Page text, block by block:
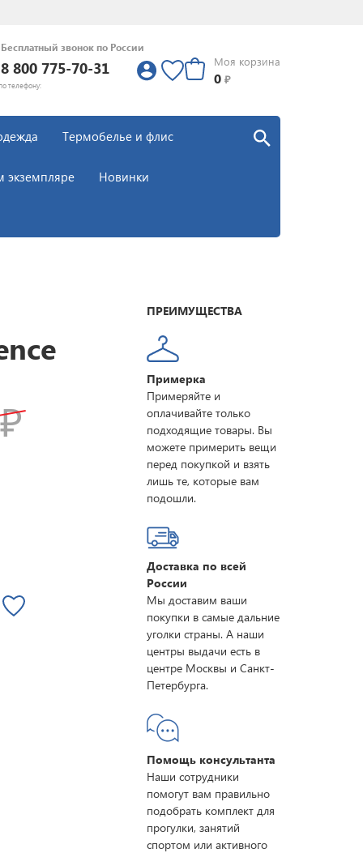
Бесплатный звонок по России
8 800 775-70-31
телефону:
Моя корзина
0 ₽
Термобелье и флис
экземпляре Новинки
₽
ПРЕИМУЩЕСТВА
Примерка
Примеряйте и
оплачивайте только
подходящие товары. Вы
можете примерить вещи
перед покупкой и взять
лишь те, которые вам
подошли.
Доставка по всей
России
Мы доставим ваши
покупки в самые дальние
уголки страны. А наши
центры выдачи есть в
центре Москвы и Санкт-
Петербурга.
Помощь консультанта
Наши сотрудники
помогут вам правильно
подобрать комплект для
прогулки, занятий
спортом или активного